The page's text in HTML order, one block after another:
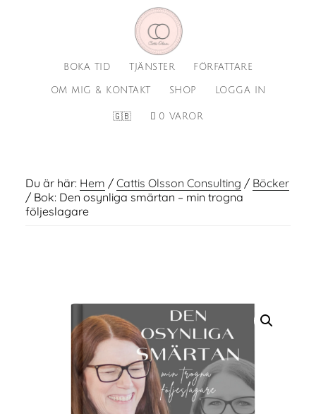
BOKA TID TJÄNSTER FÖRFATTARE
OM MIG & KONTAKT SHOP LOGGA IN
🇬🇧 0 VAROR
Du är här: Hem / Cattis Olsson Consulting / Böcker
/Bok: Den osynliga smärtan – min trogna
följeslagare